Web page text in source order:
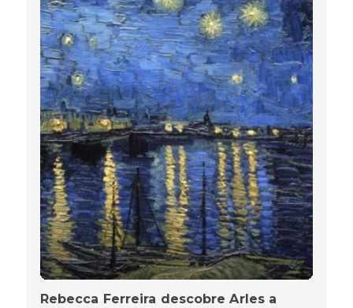
Rebecca Ferreira descobre Arles a